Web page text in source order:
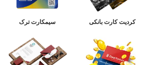
کردیت کارت بانکی سیمکارت ترک